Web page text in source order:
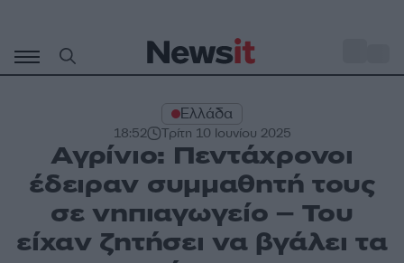
περιεχόμενο
Ελλάδα
18:52 Τρίτη 10 Ιουνίου 2025
Αγρίνιο: Πεντάχρονοι
έδειραν συμμαθητή τους
σε νηπιαγωγείο – Του
είχαν ζητήσει να βγάλει τα